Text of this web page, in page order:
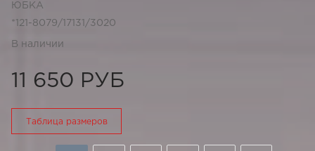
ЮБКА
*121-8079/17131/3020
В наличии
11 650 РУБ
Таблица размеров